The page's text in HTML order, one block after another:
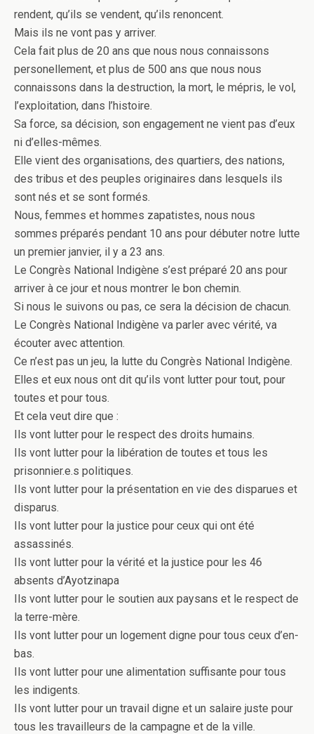
rendent, qu’ils se vendent, qu’ils renoncent.
Mais ils ne vont pas y arriver.
Cela fait plus de 20 ans que nous nous connaissons
personellement, et plus de 500 ans que nous nous
connaissons dans la destruction, la mort, le mépris, le vol,
l’exploitation, dans l’histoire.
Sa force, sa décision, son engagement ne vient pas d’eux
ni d’elles-mêmes.
Elle vient des organisations, des quartiers, des nations,
des tribus et des peuples originaires dans lesquels ils
sont nés et se sont formés.
Nous, femmes et hommes zapatistes, nous nous
sommes préparés pendant 10 ans pour débuter notre lutte
un premier janvier, il y a 23 ans.
Le Congrès National Indigène s’est préparé 20 ans pour
arriver à ce jour et nous montrer le bon chemin.
Si nous le suivons ou pas, ce sera la décision de chacun.
Le Congrès National Indigène va parler avec vérité, va
écouter avec attention.
Ce n’est pas un jeu, la lutte du Congrès National Indigène.
Elles et eux nous ont dit qu’ils vont lutter pour tout, pour
toutes et pour tous.
Et cela veut dire que :
Ils vont lutter pour le respect des droits humains.
Ils vont lutter pour la libération de toutes et tous les
prisonnier.e.s politiques.
Ils vont lutter pour la présentation en vie des disparues et
disparus.
Ils vont lutter pour la justice pour ceux qui ont été
assassinés.
Ils vont lutter pour la vérité et la justice pour les 46
absents d’Ayotzinapa
Ils vont lutter pour le soutien aux paysans et le respect de
la terre-mère.
Ils vont lutter pour un logement digne pour tous ceux d’en-
bas.
Ils vont lutter pour une alimentation suffisante pour tous
les indigents.
Ils vont lutter pour un travail digne et un salaire juste pour
tous les travailleurs de la campagne et de la ville.